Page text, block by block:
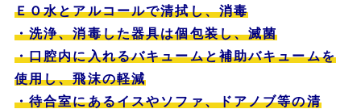
ＥＯ水とアルコールで清拭し、消毒
・洗浄、消毒した器具は個包装し、滅菌
・口腔内に入れるバキュームと補助バキュームを
使用し、飛沫の軽減
・待合室にあるイスやソファ、ドアノブ等の清